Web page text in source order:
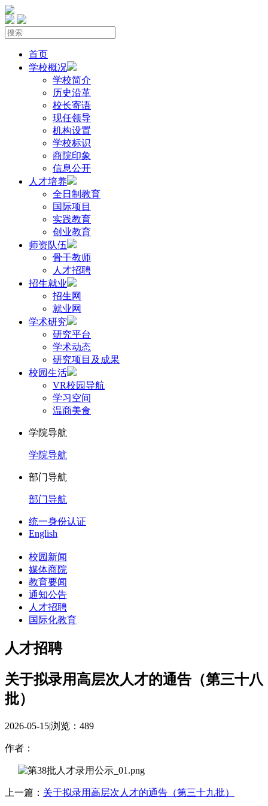
首页
学校概况
学校简介
历史沿革
校长寄语
现任领导
机构设置
学校标识
商院印象
信息公开
人才培养
全日制教育
国际项目
实践教育
创业教育
师资队伍
骨干教师
人才招聘
招生就业
招生网
就业网
学术研究
研究平台
学术动态
研究项目及成果
校园生活
VR校园导航
学习空间
温商美食
学院导航
学院导航
部门导航
部门导航
统一身份认证
English
校园新闻
媒体商院
教育要闻
通知公告
人才招聘
国际化教育
人才招聘
关于拟录用高层次人才的通告（第三十八
批）
2026-05-15|浏览： 489
作者：
上一篇： 关于拟录用高层次人才的通告（第三十九批）